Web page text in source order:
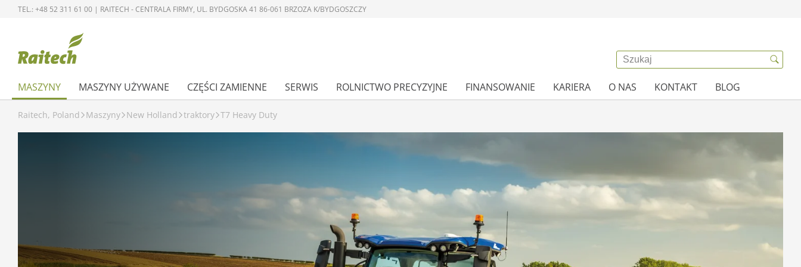
TEL.: +48 52 311 61 00 | RAITECH - CENTRALA FIRMY, UL. BYDGOSKA 41 86-061 BRZOZA K/BYDGOSZCZY
MASZYNY MASZYNY UŻYWANE CZĘŚCI ZAMIENNE SERWIS ROLNICTWO PRECYZYJNE FINANSOWANIE KARIERA O NAS KONTAKT BLOG
Raitech, Poland Maszyny New Holland traktory T7 Heavy Duty